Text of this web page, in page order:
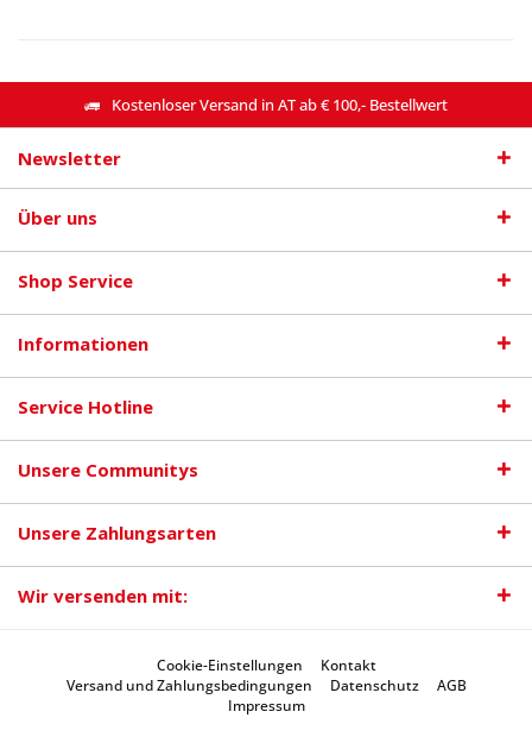
Kostenloser Versand in AT ab € 100,- Bestellwert
Newsletter
Über uns
Shop Service
Informationen
Service Hotline
Unsere Communitys
Unsere Zahlungsarten
Wir versenden mit:
Cookie-Einstellungen
Kontakt
Versand und Zahlungsbedingungen
Datenschutz
AGB
Impressum